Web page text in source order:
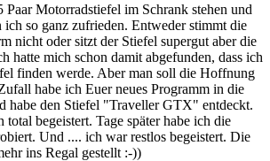
Paar Motorradstiefel im Schrank stehen und
so ganz zufrieden. Entweder stimmt die
nicht oder sitzt der Stiefel supergut aber die
hatte mich schon damit abgefunden, dass ich
finden werde. Aber man soll die Hoffnung
habe ich Euer neues Programm in die
habe den Stiefel "Traveller GTX" entdeckt.
begeistert. Tage später habe ich die
Und .... ich war restlos begeistert. Die
ins Regal gestellt :-))